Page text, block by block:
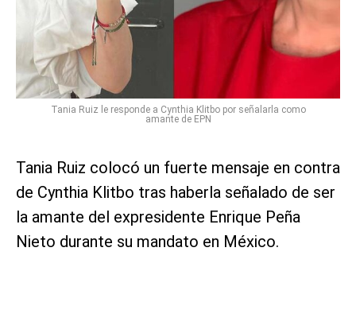
Tania Ruiz le responde a Cynthia Klitbo por señalarla como
amante de EPN
Tania Ruiz colocó un fuerte mensaje en contra
de Cynthia Klitbo tras haberla señalado de ser
la amante del expresidente Enrique Peña
Nieto durante su mandato en México.